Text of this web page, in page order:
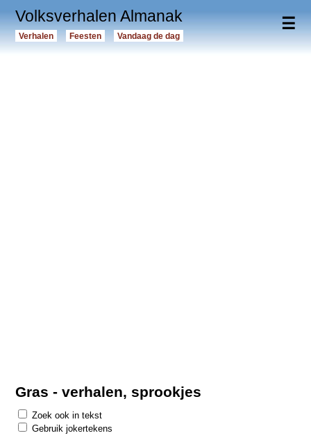
☰
Volksverhalen Almanak
Verhalen Feesten Vandaag de dag
Gras - verhalen, sprookjes
Zoek ook in tekst
Gebruik jokertekens